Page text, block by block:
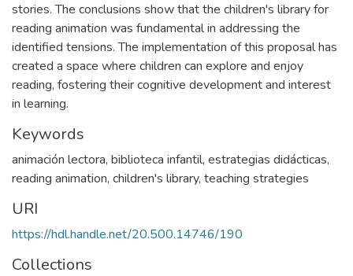
stories. The conclusions show that the children's library for
reading animation was fundamental in addressing the
identified tensions. The implementation of this proposal has
created a space where children can explore and enjoy
reading, fostering their cognitive development and interest
in learning.
Keywords
animación lectora, biblioteca infantil, estrategias didácticas,
reading animation, children's library, teaching strategies
URI
https://hdl.handle.net/20.500.14746/190
Collections